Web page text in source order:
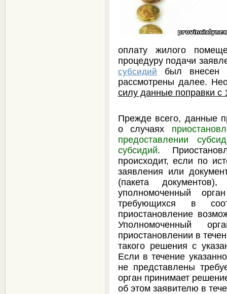
оплату жилого
процедуру подачи
субсидий был внесен
рассмотрены далее.
силу данные поправки с
Прежде всего, данные
о случаях
предоставлении
субсидий.
происходит, если по
заявления или
(пакета
уполномоченный
требующихся в
приостановление
Уполномоченный
приостановлении в
такого решения с
Если в течение
не представлены
орган принимает
об этом заявителю в